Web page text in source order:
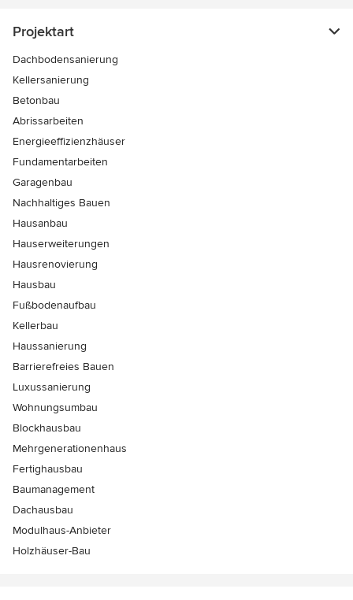
Projektart
Dachbodensanierung
Kellersanierung
Betonbau
Abrissarbeiten
Energieeffizienzhäuser
Fundamentarbeiten
Garagenbau
Nachhaltiges Bauen
Hausanbau
Hauserweiterungen
Hausrenovierung
Hausbau
Fußbodenaufbau
Kellerbau
Haussanierung
Barrierefreies Bauen
Luxussanierung
Wohnungsumbau
Blockhausbau
Mehrgenerationenhaus
Fertighausbau
Baumanagement
Dachausbau
Modulhaus-Anbieter
Holzhäuser-Bau